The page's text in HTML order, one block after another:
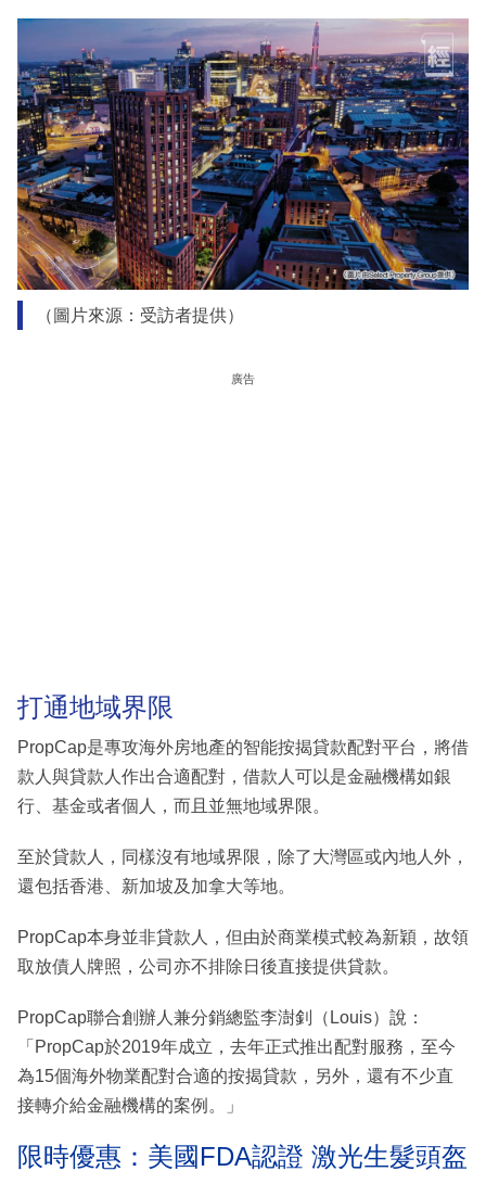
（圖片來源：受訪者提供）
廣告
打通地域界限
PropCap是專攻海外房地產的智能按揭貸款配對平台，將借
款人與貸款人作出合適配對，借款人可以是金融機構如銀
行、基金或者個人，而且並無地域界限。
至於貸款人，同樣沒有地域界限，除了大灣區或內地人外，
還包括香港、新加坡及加拿大等地。
PropCap本身並非貸款人，但由於商業模式較為新穎，故領
取放債人牌照，公司亦不排除日後直接提供貸款。
PropCap聯合創辦人兼分銷總監李澍釗（Louis）說：
「PropCap於2019年成立，去年正式推出配對服務，至今
為15個海外物業配對合適的按揭貸款，另外，還有不少直
接轉介給金融機構的案例。」
限時優惠：美國FDA認證 激光生髮頭盔